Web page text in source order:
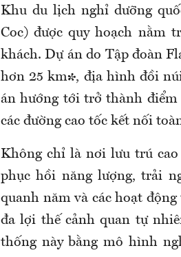
Khu du lịch nghỉ dưỡng
Coc) được quy hoạch nằm
khách. Dự án do Tập đoàn
hơn 25 km², địa hình đồi
án hướng tới trở thành điểm
các đường cao tốc kết nối
Không chỉ là nơi lưu trú
phục hồi năng lượng, trải
quanh năm và các hoạt
đa lợi thế cảnh quan tự
thống này bằng mô hình